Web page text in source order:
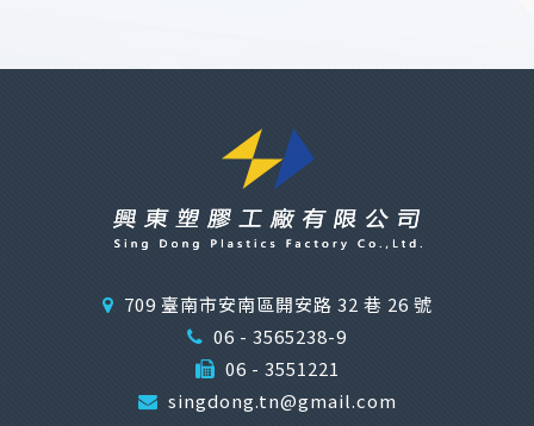
709 臺南市安南區開安路 32 巷 26 號
06 - 3565238-9
06 - 3551221
singdong.tn@gmail.com